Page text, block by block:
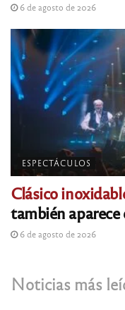
6 de agosto de 2026
ESPECTÁCULOS
Clásico
también
6 de agosto de 2026
Noticias más